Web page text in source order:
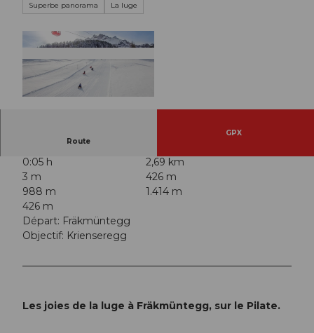
Superbe panorama
La luge
Route
GPX
0:05 h
2,69 km
3 m
426 m
988 m
1.414 m
426 m
Départ: Fräkmüntegg
Objectif: Krienseregg
Les joies de la luge à Fräkmüntegg, sur le Pilate.